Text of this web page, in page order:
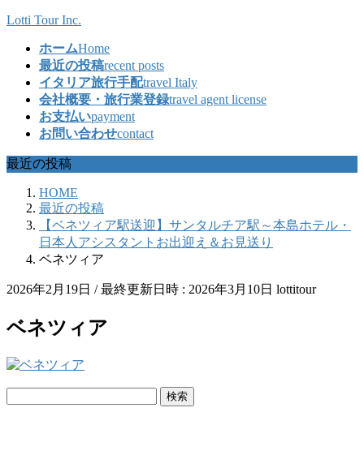
コ
ッ
プ
ナ
移
動
Lotti Tour Inc.
ホームHome
最近の投稿recent posts
イタリア旅行手配travel Italy
会社概要・旅行業登録travel agent license
お支払いpayment
お問い合わせcontact
最近の投稿
HOME
最近の投稿
【ベネツィア駅送迎】サンタルチア駅～本島ホテル・
日本人アシスタントお出迎え＆お見送り
ベネツィア
2026年2月19日 / 最終更新日時 : 2026年3月10日 lottitour
ベネツィア